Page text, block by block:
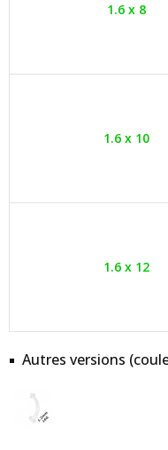
1.6 x 8
1.6 x 10
1.6 x 12
Autres versions